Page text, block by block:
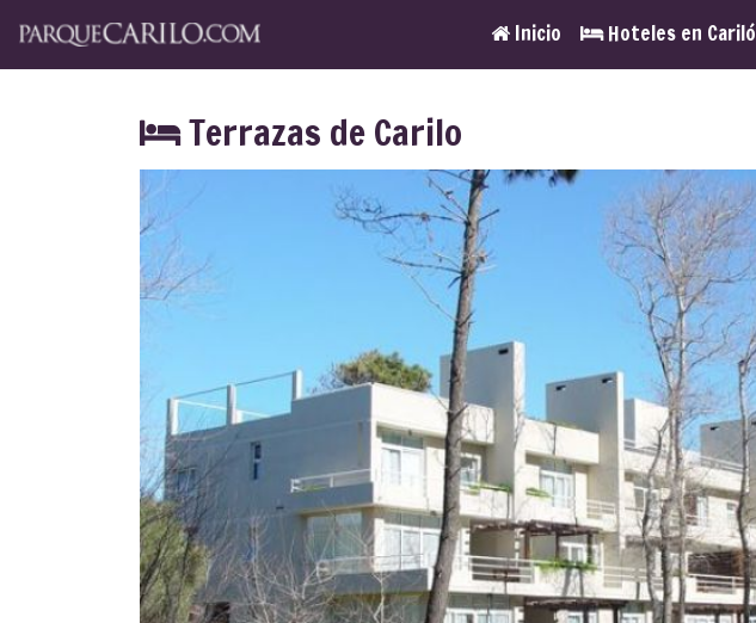
Inicio Hoteles en Cariló
Terrazas de Carilo